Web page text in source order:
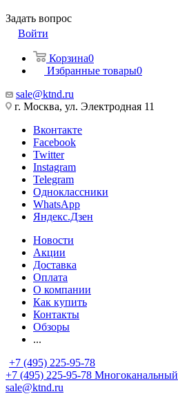
Задать вопрос
Войти
Корзина0
Избранные товары0
sale@ktnd.ru
г. Москва, ул. Электродная 11
Вконтакте
Facebook
Twitter
Instagram
Telegram
Одноклассники
WhatsApp
Яндекс.Дзен
Новости
Акции
Доставка
Оплата
О компании
Как купить
Контакты
Обзоры
...
+7 (495) 225-95-78
+7 (495) 225-95-78 Многоканальный
sale@ktnd.ru